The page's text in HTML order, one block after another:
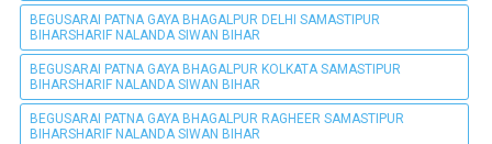
BEGUSARAI PATNA GAYA BHAGALPUR DELHI SAMASTIPUR
BIHARSHARIF NALANDA SIWAN BIHAR
BEGUSARAI PATNA GAYA BHAGALPUR KOLKATA SAMASTIPUR
BIHARSHARIF NALANDA SIWAN BIHAR
BEGUSARAI PATNA GAYA BHAGALPUR RAGHEER SAMASTIPUR
BIHARSHARIF NALANDA SIWAN BIHAR